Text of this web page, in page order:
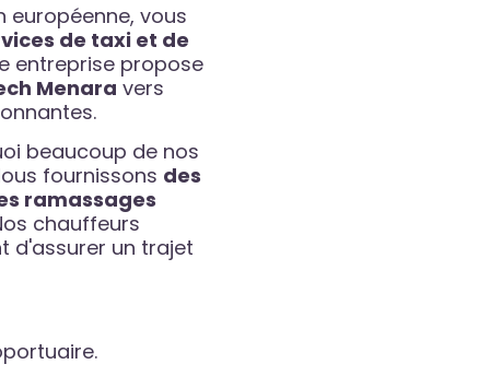
européenne, vous
de taxi et de
entreprise propose
Menara vers
beaucoup de nos
fournissons des
ramassages
chauffeurs
d'assurer un trajet